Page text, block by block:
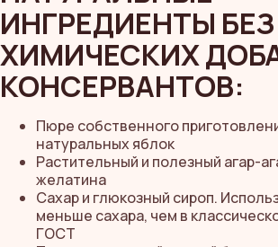
ИНГРЕДИЕНТЫ БЕЗ
ХИМИЧЕСКИХ
КОНСЕРВАНТОВ:
Пюре собственного
натуральных яблок
Растительный и полезный агар-
желатина
Сахар и глюкозный сироп.
меньше сахара, чем в
ГОСТ